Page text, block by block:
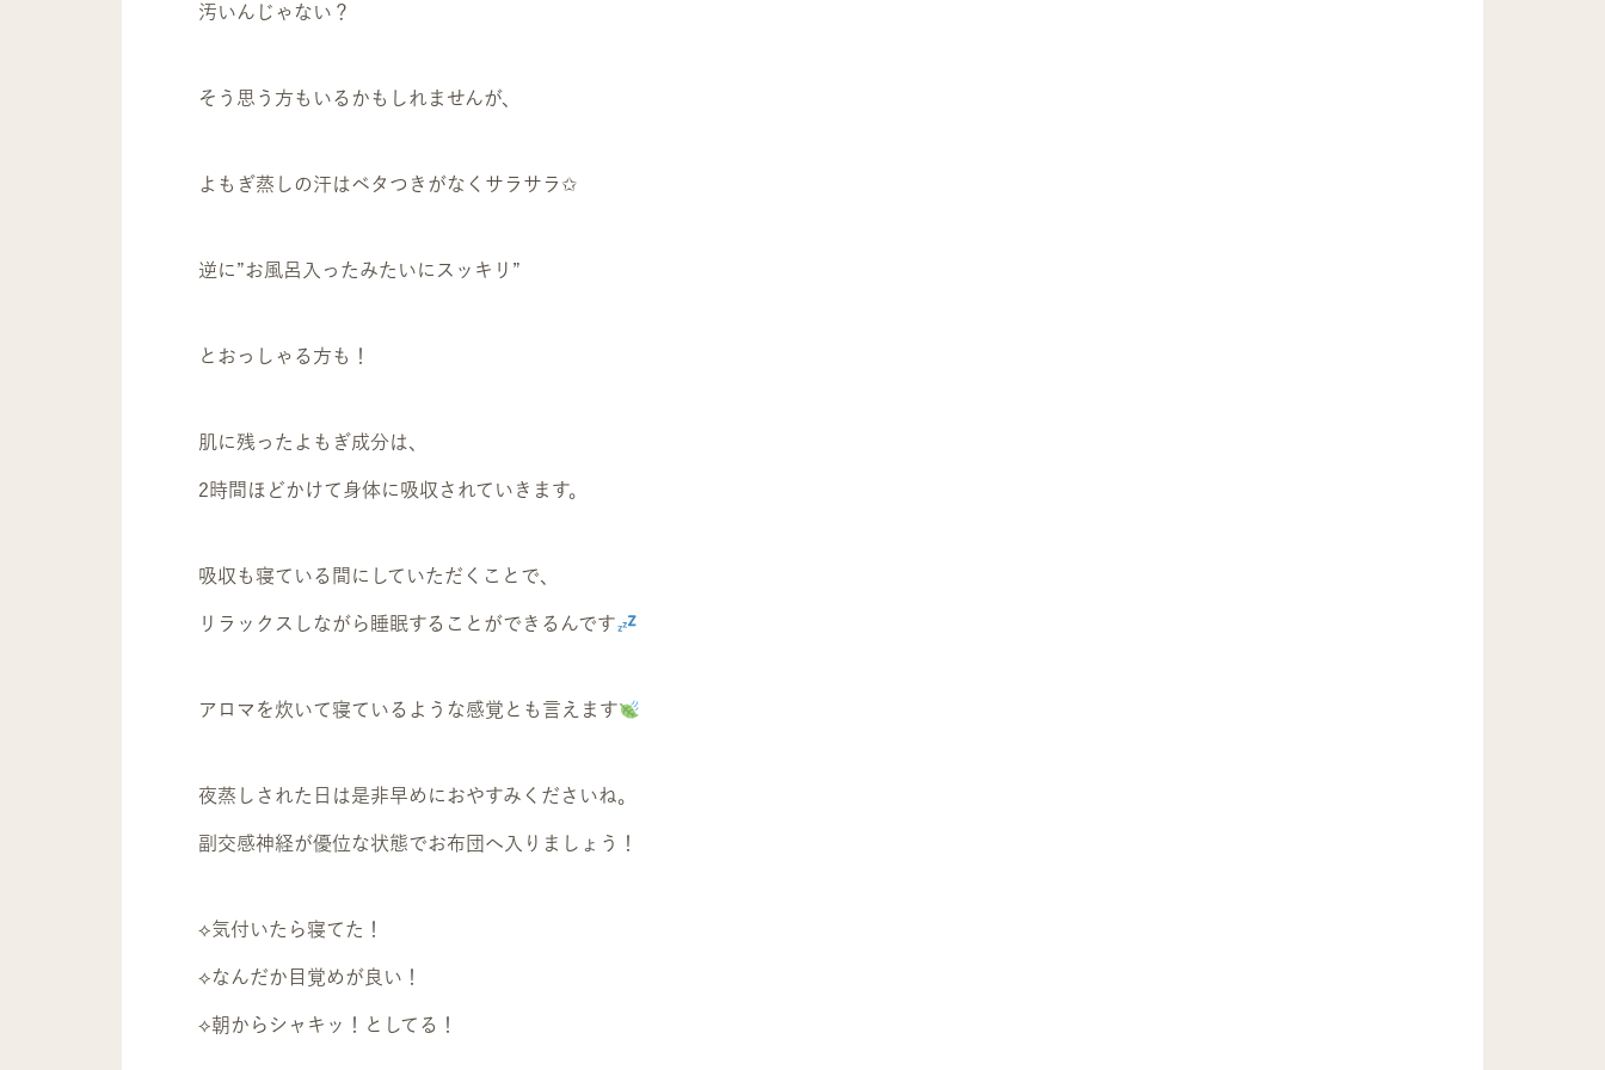
汚いんじゃない？
そう思う方もいるかもしれませんが、
よもぎ蒸しの汗はベタつきがなくサラサラ✩
逆に”お風呂入ったみたいにスッキリ”
とおっしゃる方も！
肌に残ったよもぎ成分は、
2時間ほどかけて身体に吸収されていきます。
吸収も寝ている間にしていただくことで、
リラックスしながら睡眠することができるんです
アロマを炊いて寝ているような感覚とも言えます
夜蒸しされた日は是非早めにおやすみくださいね。
副交感神経が優位な状態でお布団へ入りましょう！
⟡気付いたら寝てた！
⟡なんだか目覚めが良い！
⟡朝からシャキッ！としてる！